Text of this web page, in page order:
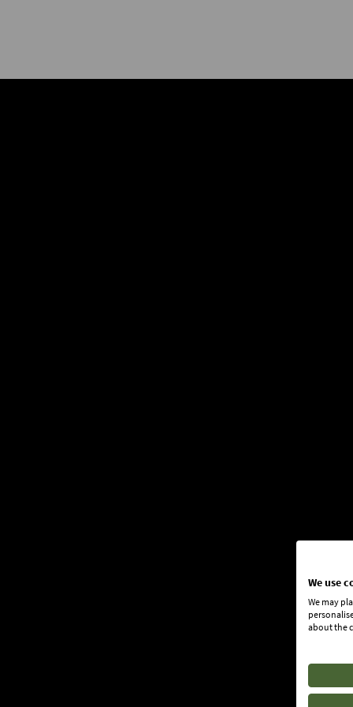
We use
We may
about the